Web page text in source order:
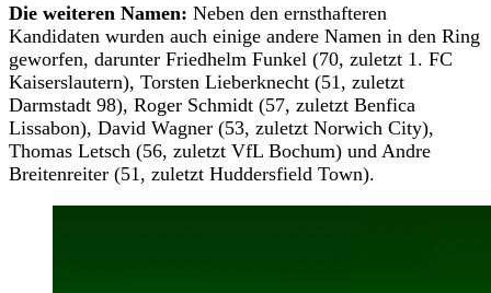
Die weiteren Namen: Neben den ernsthafteren
Kandidaten wurden auch einige andere Namen in den Ring
geworfen, darunter Friedhelm Funkel (70, zuletzt 1. FC
Kaiserslautern), Torsten Lieberknecht (51, zuletzt
Darmstadt 98), Roger Schmidt (57, zuletzt Benfica
Lissabon), David Wagner (53, zuletzt Norwich City),
Thomas Letsch (56, zuletzt VfL Bochum) und Andre
Breitenreiter (51, zuletzt Huddersfield Town).